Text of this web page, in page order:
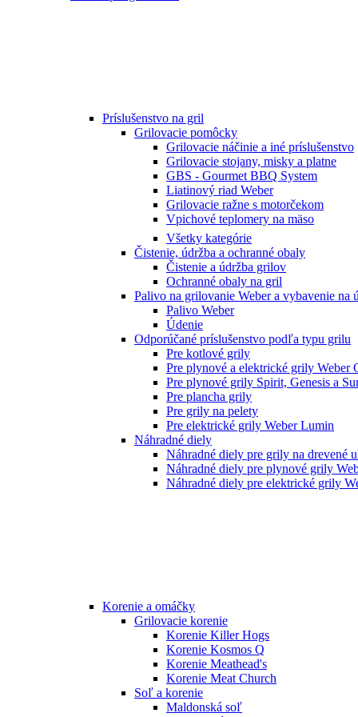
Príslušenstvo na gril
Grilovacie pomôcky
Grilovacie náčinie a iné príslušenstvo
Grilovacie stojany, misky a platne
GBS - Gourmet BBQ System
Liatinový riad Weber
Grilovacie ražne s motorčekom
Vpichové teplomery na mäso
Všetky kategórie
Čistenie, údržba a ochranné obaly
Čistenie a údržba grilov
Ochranné obaly na gril
Palivo na grilovanie Weber a vybavenie na
Palivo Weber
Údenie
Odporúčané príslušenstvo podľa typu grilu
Pre kotlové grily
Pre plynové a elektrické grily Weber
Pre plynové grily Spirit, Genesis a
Pre plancha grily
Pre grily na pelety
Pre elektrické grily Weber Lumin
Náhradné diely
Náhradné diely pre grily na drevené
Náhradné diely pre plynové grily
Náhradné diely pre elektrické grily
Korenie a omáčky
Grilovacie korenie
Korenie Killer Hogs
Korenie Kosmos Q
Korenie Meathead's
Korenie Meat Church
Soľ a korenie
Maldonská soľ